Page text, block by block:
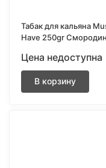
Табак для кальяна
Have 250gr
Цена недоступна
В корзину